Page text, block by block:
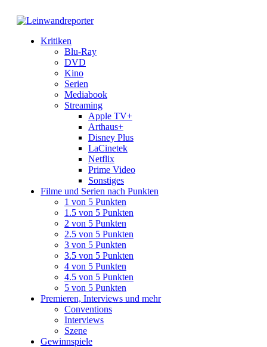
Kritiken
Blu-Ray
DVD
Kino
Serien
Mediabook
Streaming
Apple TV+
Arthaus+
Disney Plus
LaCinetek
Netflix
Prime Video
Sonstiges
Filme und Serien nach Punkten
1 von 5 Punkten
1.5 von 5 Punkten
2 von 5 Punkten
2.5 von 5 Punkten
3 von 5 Punkten
3.5 von 5 Punkten
4 von 5 Punkten
4.5 von 5 Punkten
5 von 5 Punkten
Premieren, Interviews und mehr
Conventions
Interviews
Szene
Gewinnspiele